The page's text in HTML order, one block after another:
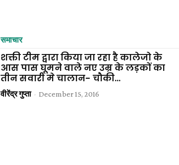
समाचार
शक्ती टीम द्वारा किया जा रहा है कालेजो के
आस पास घूमने वाले नए उम्र के लड़कों का
तीन सवारी मे चालान- चौकी...
वीरेंद्र गुप्ता - December 15, 2016